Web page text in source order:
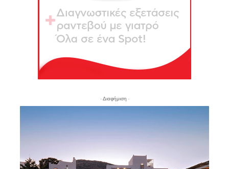
- Διαφήμιση -